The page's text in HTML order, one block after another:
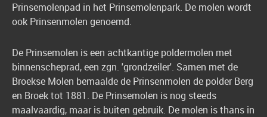
Prinsemolenpad in het Prinsemolenpark. De molen wordt
ook Prinsenmolen genoemd.
De Prinsemolen is een achtkantige poldermolen met
binnenscheprad, een zgn. 'grondzeiler'. Samen met de
Broekse Molen bemaalde de Prinsenmolen de polder Berg
en Broek tot 1881. De Prinsemolen is nog steeds
maalvaardig, maar is buiten gebruik. De molen is thans in